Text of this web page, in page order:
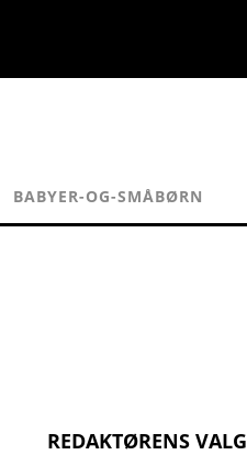
BABYER-OG-SMÅBØRN
REDAKTØRENS VALG